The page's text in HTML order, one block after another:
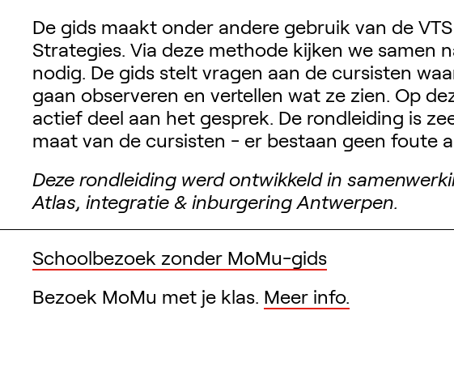
De gids maakt onder andere gebruik van de
Strategies. Via deze methode kijken we samen
nodig. De gids stelt vragen aan de cursisten
gaan observeren en vertellen wat ze zien. Op
actief deel aan het gesprek. De rondleiding is
maat van de cursisten - er bestaan geen foute
Deze rondleiding werd ontwikkeld in
Atlas, integratie & inburgering Antwerpen.
Verwante inhoud
Schoolbezoek zonder MoMu-gids
Bezoek MoMu met je klas. Meer info.